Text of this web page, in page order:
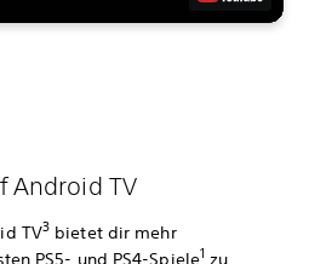
Android TV
TV3 bietet dir mehr
PS5- und PS4-Spiele1 zu